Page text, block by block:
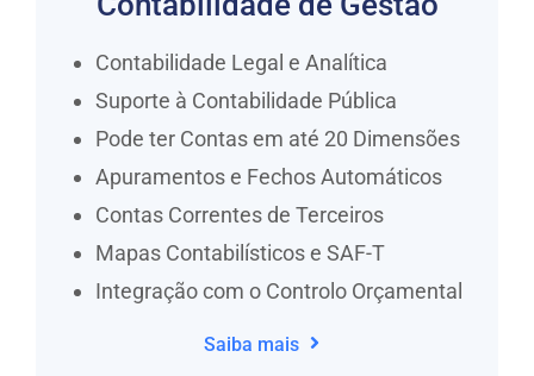
Contabilidade Legal e Analítica
Suporte à Contabilidade Pública
Pode ter Contas em até 20 Dimensões
Apuramentos e Fechos Automáticos
Contas Correntes de Terceiros
Mapas Contabilísticos e SAF-T
Integração com o Controlo Orçamental
Saiba mais